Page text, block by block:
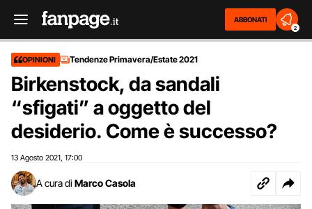
ABBONATI
2
OPINIONI Tendenze Primavera/Estate 2021
Birkenstock, da sandali
“sfigati” a oggetto del
desiderio. Come è successo?
13 Agosto 2021 17:00
A cura di Marco Casola